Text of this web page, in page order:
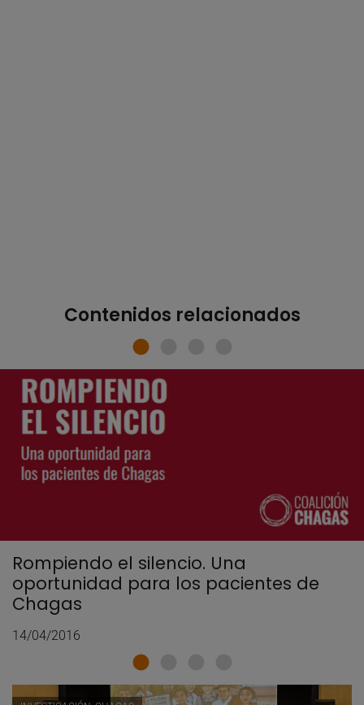
Contenidos relacionados
Rompiendo el silencio. Una
oportunidad para los pacientes de
Chagas
14/04/2016